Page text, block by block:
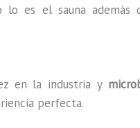
lo es el sauna
en la industria y
perfecta.